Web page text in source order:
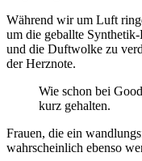
Während wir um Luft
um die geballte
und die Duftwolke zu
der Herznote.
Wie schon bei
kurz gehalten.
Frauen, die ein
wahrscheinlich ebenso